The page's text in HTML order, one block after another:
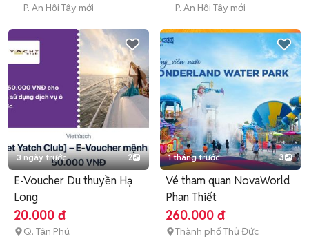
P. An Hội Tây mới
P. An Hội Tây mới
3 ngày trước 2
E-Voucher Du thuyền Hạ
Long
20.000 đ
Q. Tân Phú
1 tháng trước 3
Vé tham quan NovaWorld
Phan Thiết
260.000 đ
Thành phố Thủ Đức